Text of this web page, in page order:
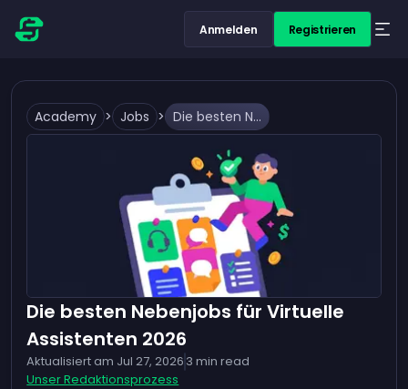
Anmelden Registrieren
Academy > Jobs > Die besten Nebenjobs für Virtuelle Assistenten 2026
Die besten Nebenjobs für Virtuelle
Assistenten 2026
Aktualisiert am Jul 27, 2026 3 min read
Unser Redaktionsprozess